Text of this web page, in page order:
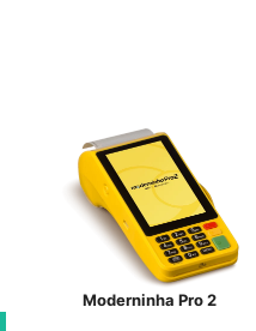
Moderninha Pro 2